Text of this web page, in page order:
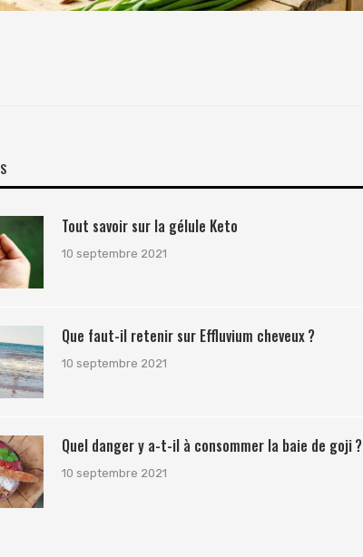
Tout savoir sur la gélule Keto
10 septembre 2021
Que faut-il retenir sur Effluvium cheveux ?
10 septembre 2021
Quel danger y a-t-il à consommer la baie de goji ?
10 septembre 2021